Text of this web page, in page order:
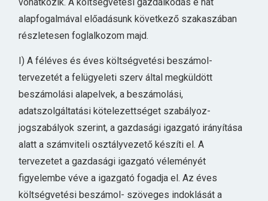
alapfogalmával előadásunk következő szakaszában
részletesen foglalkozom majd.
I) A féléves és éves költségvetési beszámol-
tervezetét a felügyeleti szerv által megküldött
beszámolási alapelvek, a beszámolási,
adatszolgáltatási kötelezettséget szabályoz-
jogszabályok szerint, a gazdasági igazgató irányítása
alatt a számviteli osztályvezető készíti el. A
tervezetet a gazdasági igazgató véleményét
figyelembe véve a igazgató fogadja el. Az éves
költségvetési beszámol- szöveges indoklását a